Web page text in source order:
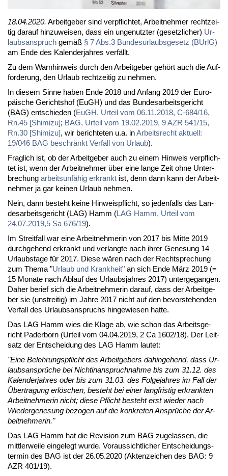
18.04.2020. Ar­beit­ge­ber sind ver­pflich­tet, Ar­beit­neh­mer recht­zei­
tig dar­auf hin­zu­wei­sen, dass ein un­ge­nutz­ter (ge­setz­li­cher) Ur­
laubs­an­spruch ge­mäß § 7 Abs.3 Bun­des­ur­laubs­ge­setz (BUrlG)
am En­de des Ka­len­der­jah­res ver­fällt.
Zu dem Warn­hin­weis durch den Ar­beit­ge­ber ge­hört auch die Auf­
for­de­rung, den Ur­laub recht­zei­tig zu neh­men.
In die­sem Sin­ne ha­ben En­de 2018 und An­fang 2019 der Eu­ro­
päi­sche Ge­richts­hof (EuGH) und das Bun­des­ar­beits­ge­richt
(BAG) ent­schie­den (EuGH, Ur­teil vom 06.11.2018, C-684/16,
Rn.45 [Shi­mi­zu]; BAG, Ur­teil vom 19.02.2019, 9 AZR 541/15,
Rn.30 [Shi­mi­zu], wir be­rich­te­ten u.a. inAr­beits­recht ak­tu­ell:
19/046 BAG be­schränkt Ver­fall von Ur­laub).
Frag­lich ist, ob der Ar­beit­ge­ber auch zu ei­nem Hin­weis ver­pflich­
tet ist, wenn der Ar­beit­neh­mer über ei­ne lan­ge Zeit oh­ne Un­ter­
bre­chung ar­beits­un­fä­hig er­krankt ist, denn dann kann der Ar­beit­
neh­mer ja gar kei­nen Ur­laub neh­men.
Nein, dann be­steht kei­ne Hin­weis­pflicht, so je­den­falls das Lan­
des­ar­beits­ge­richt (LAG) Hamm (LAG Hamm, Ur­teil vom
24.07.2019,5 Sa 676/19).
Im Streit­fall war ei­ne Ar­beit­neh­me­rin von 2017 bis Mit­te 2019
durch­ge­hend er­krankt und ver­lang­te nach ih­rer Ge­ne­sung 14
Ur­laubs­ta­ge für 2017. Die­se wä­ren nach der Recht­spre­chung
zum The­ma "Ur­laub und Krank­heit" an sich En­de März 2019 (=
15 Mo­na­te nach Ab­lauf des Ur­laubs­jah­res 2017) un­ter­ge­gan­gen.
Da­her be­rief sich die Ar­beit­neh­me­rin dar­auf, dass der Ar­beit­ge­
ber sie (un­strei­tig) im Jah­re 2017 nicht auf den be­vor­ste­hen­den
Ver­fall des Ur­laubs­an­spruchs hin­ge­wie­sen hat­te.
Das LAG Hamm wies die Kla­ge ab, wie schon das Ar­beits­ge­
richt Pa­der­born (Ur­teil vom 04.04.2019, 2 Ca 1602/18). Der Leit­
satz der Ent­schei­dung des LAG Hamm lau­tet:
"Ei­ne Be­leh­rungs­pflicht des Ar­beit­ge­bers da­hin­ge­hend, dass Ur­
laubs­an­sprü­che bei Nicht­i­n­an­spruch­nah­me bis zum 31.12. des
Ka­len­der­jah­res oder bis zum 31.03. des Fol­ge­jah­res im Fall der
Über­tra­gung er­lö­schen, be­steht bei ei­ner lang­fris­tig er­krank­ten
Ar­beit­neh­me­rin nicht; die­se Pflicht be­steht erst wie­der nach
Wie­der­ge­ne­sung be­zo­gen auf die kon­kre­ten An­sprü­che der Ar­
beit­neh­me­rin."
Das LAG Hamm hat die Re­vi­si­on zum BAG zu­ge­las­sen, die
mitt­ler­wei­le ein­ge­legt wur­de. Vor­aus­sicht­li­cher Ent­schei­dungs­
ter­min des BAG ist der 26.05.2020 (Ak­ten­zei­chen des BAG: 9
AZR 401/19).